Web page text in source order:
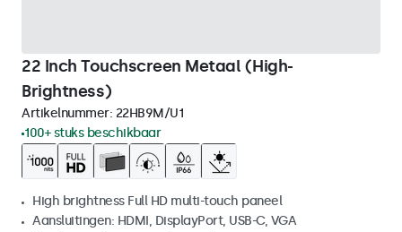
22 Inch Touchscreen Metaal (High-
Brightness)
Artikelnummer: 22HB9M/U1
100+ stuks beschikbaar
High brightness Full HD multi-touch paneel
Aansluitingen: HDMI, DisplayPort, USB-C, VGA